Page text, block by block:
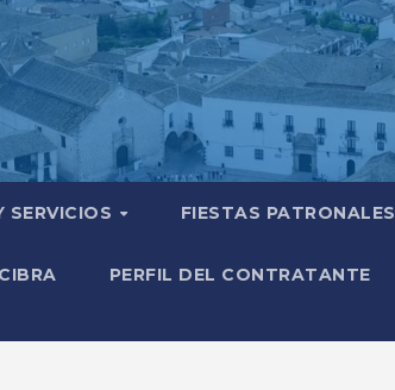
SERVICIOS FIESTAS PATRONALES
CIBRA PERFIL DEL CONTRATANTE